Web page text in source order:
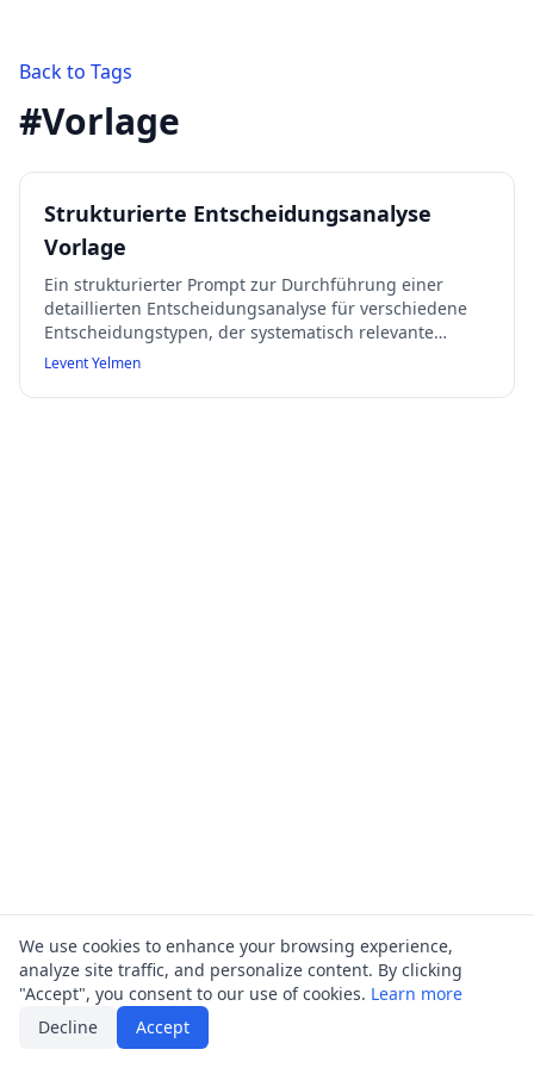
Back to Tags
#Vorlage
Strukturierte Entscheidungsanalyse
Vorlage
Ein strukturierter Prompt zur Durchführung einer
detaillierten Entscheidungsanalyse für verschiedene
Entscheidungstypen, der systematisch relevante
Aspekte wie Hintergrund, Annahmen, Risiken und
Levent Yelmen
We use cookies to enhance your browsing experience,
analyze site traffic, and personalize content. By clicking
"Accept", you consent to our use of cookies. Learn more
Decline
Accept